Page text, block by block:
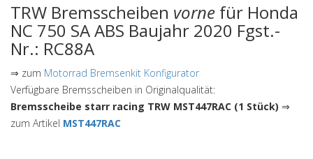
TRW Bremsscheiben vorne für Honda
NC 750 SA ABS Baujahr 2020 Fgst.-
Nr.: RC88A
⇒ zum Motorrad Bremsenkit Konfigurator
Verfügbare Bremsscheiben in Originalqualität:
Bremsscheibe starr racing TRW MST447RAC (1 Stück) ⇒
zum Artikel MST447RAC